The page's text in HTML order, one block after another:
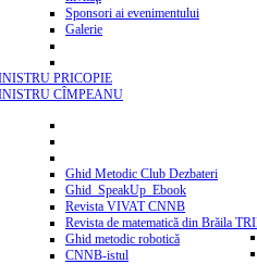
Sponsori ai evenimentului
Galerie
PRICOPIE
CÎMPEANU
Ghid Metodic Club Dezbateri
Ghid_SpeakUp_Ebook
Revista VIVAT CNNB
Revista de matematică din Brăila
Ghid metodic robotică
CNNB-istul